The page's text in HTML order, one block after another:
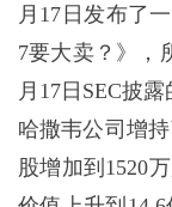
月17日发布了
7要大卖？》，
月17日SEC披
哈撒韦公司增
股增加到1520